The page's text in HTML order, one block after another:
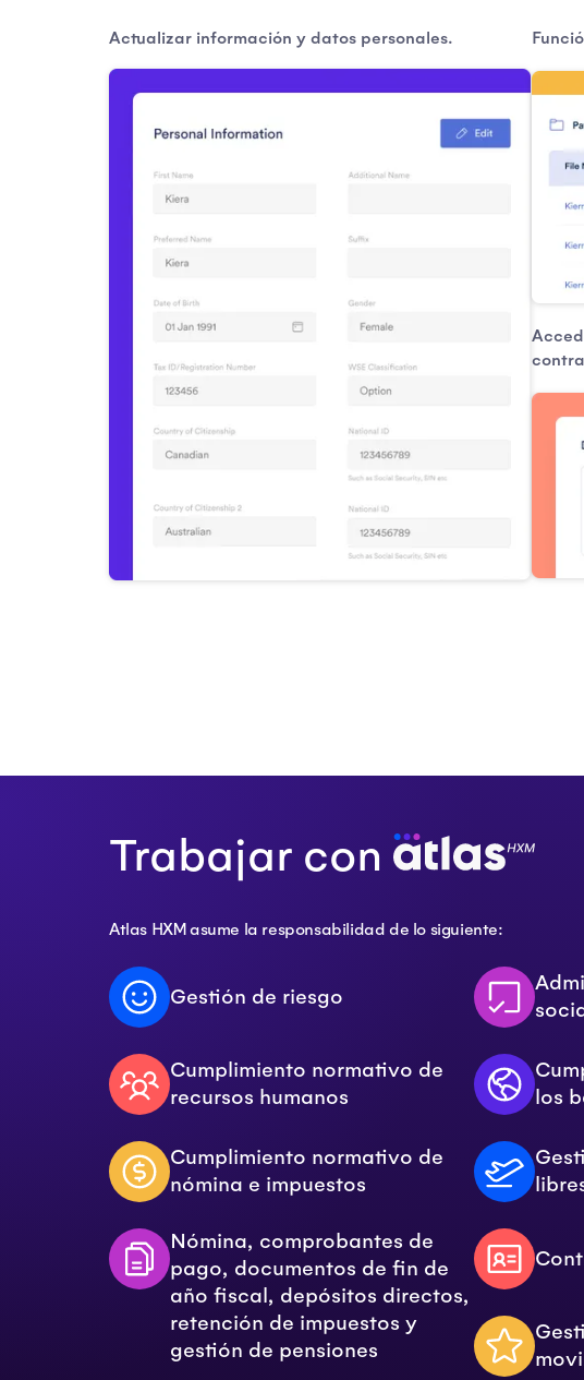
Actualizar información y datos personales.
Trabajar con
Atlas HXM asume la responsabilidad de lo siguiente:
Gestión de riesgo
Cumplimiento normativo de
recursos humanos
Cumplimiento normativo de
nómina e impuestos
Nómina, comprobantes de
pago, documentos de fin de
año fiscal, depósitos directos,
retención de impuestos y
gestión de pensiones
los